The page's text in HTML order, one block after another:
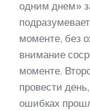
одним днем»
моменте, без
внимание
моменте.
провести
ошибках